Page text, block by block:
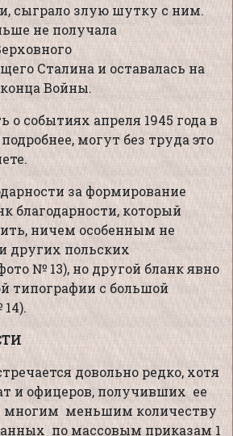
сыграло злую шутку с ним.
не получала
Сталина и оставалась на
Войны.
событиях апреля 1945 года в
могут без труда это
за формирование
благодарности, который
ничем особенным не
других польских
№ 13), но другой бланк явно
типографии с большой
довольно редко, хотя
и офицеров, получивших ее
меньшим количеству
по массовым приказам 1